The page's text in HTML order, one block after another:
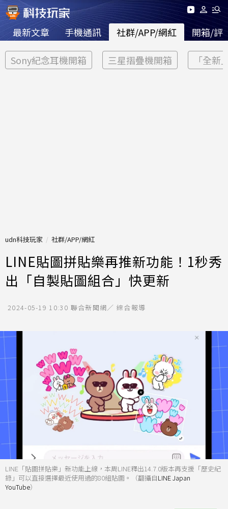
最新文章 手機通訊 社群/APP/網紅 開箱/評
Sony紀念耳機開箱 三星摺疊機開箱 「全新
udn科技玩家 社群/APP/網紅
LINE貼圖拼貼樂再推新功能！1秒秀
出「自製貼圖組合」快更新
2024-05-19 10:30 聯合新聞網／ 綜合報導
LINE「貼圖拼貼樂」新功能上線，本周LINE釋出14.7.0版本再支援「歷史紀
錄」可以直接選擇最近使用過的80組貼圖。（翻攝自LINE Japan
YouTube）